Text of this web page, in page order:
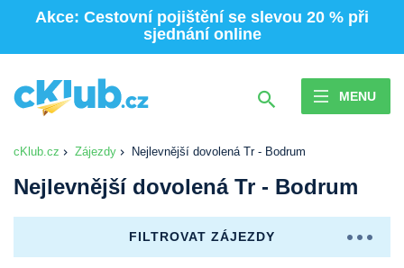
Akce: Cestovní pojištění se slevou 20 % při
sjednání online
MENU
cKlub.cz Zájezdy Nejlevnější dovolená Tr - Bodrum
Nejlevnější dovolená Tr - Bodrum
FILTROVAT ZÁJEZDY